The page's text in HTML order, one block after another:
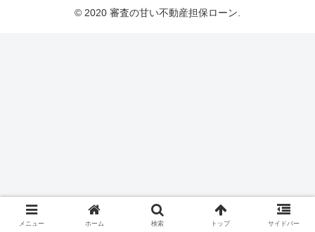
© 2020 審査の甘い不動産担保ローン.
メニュー ホーム 検索 トップ サイドバー